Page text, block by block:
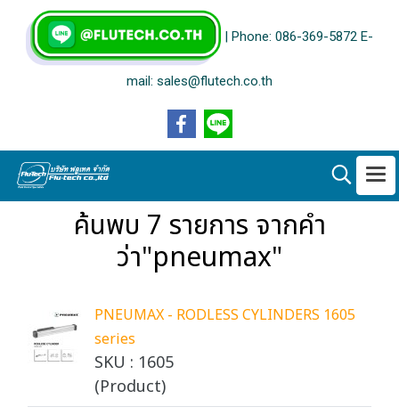
| Phone: 086-369-5872 E-
mail: sales@flutech.co.th
ค้นพบ 7 รายการ จากคำ
ว่า"pneumax"
PNEUMAX - RODLESS CYLINDERS 1605
series
SKU : 1605
(Product)